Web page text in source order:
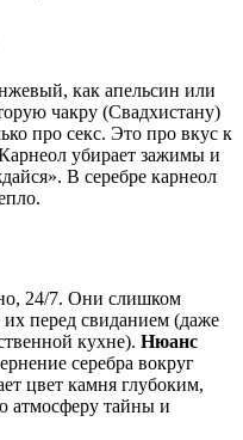
как апельсин или
чакру (Свадхистану)
про секс. Это про вкус к
убирает зажимы и
В серебре карнеол
24/7. Они слишком
перед свиданием (даже
кухне). Нюанс
серебра вокруг
цвет камня глубоким,
атмосферу тайны и